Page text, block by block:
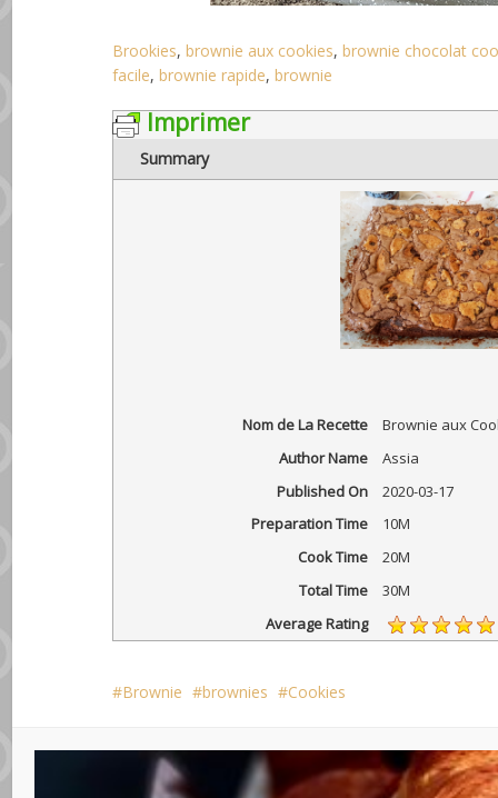
Brookies,brownie aux cookies,brownie chocolat
facile,brownie rapide,brownie
Imprimer
Summary
Nom de La Recette
Brownie aux
Author Name
Assia
Published On
2020-03-17
Preparation Time
10M
Cook Time
20M
Total Time
30M
Average Rating
Brownie brownies Cookies